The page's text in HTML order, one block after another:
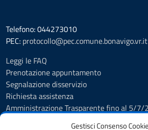
Gestisci Consenso Cookie
Telefono: 044273010
PEC: protocollo@pec.comune.bonavigo.vr.it
Leggi le FAQ
Prenotazione appuntamento
Segnalazione disservizio
Richiesta assistenza
Amministrazione Trasparente fino al 5/7/